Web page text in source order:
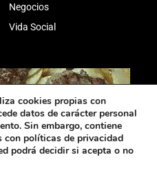
Negocios
Vida Social
cookies propias con
datos de carácter personal
Sin embargo, contiene
con políticas de privacidad
podrá decidir si acepta o no